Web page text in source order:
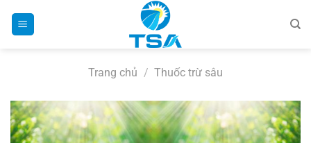
Trang chủ / Thuốc trừ sâu